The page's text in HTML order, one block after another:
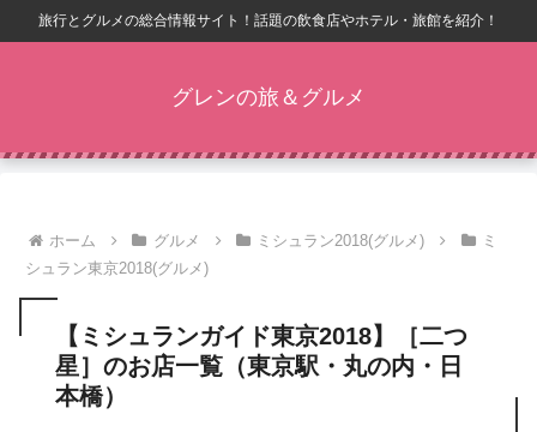
旅行とグルメの総合情報サイト！話題の飲食店やホテル・旅館を紹介！
グレンの旅＆グルメ
ホーム グルメ ミシュラン2018(グルメ)
ミ
シュラン東京2018(グルメ)
【ミシュランガイド東京2018】［二つ
星］のお店一覧（東京駅・丸の内・日
本橋）